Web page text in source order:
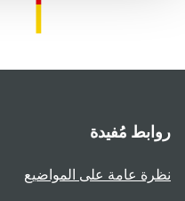
روابط مُفيدة
نظرة عامة على المواضيع